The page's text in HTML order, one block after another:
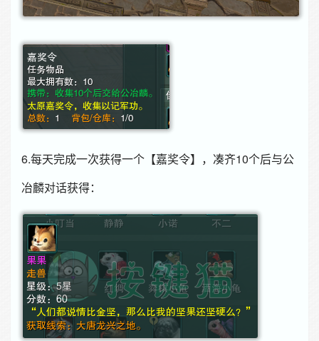
6.每天完成一次获得一个【嘉奖令】，凑齐10个后与公
冶麟对话获得：